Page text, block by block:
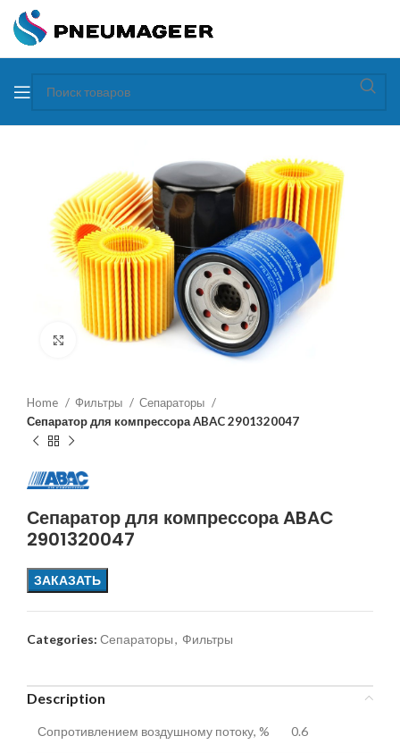
Увеличить
Home Фильтры
Сепараторы
Сепаратор для компрессора ABAC 2901320047
Сепаратор для компрессора ABAC
2901320047
ЗАКАЗАТЬ
Categories: Сепараторы, Фильтры
Description
Сопротивлением воздушному потоку, % 0.6